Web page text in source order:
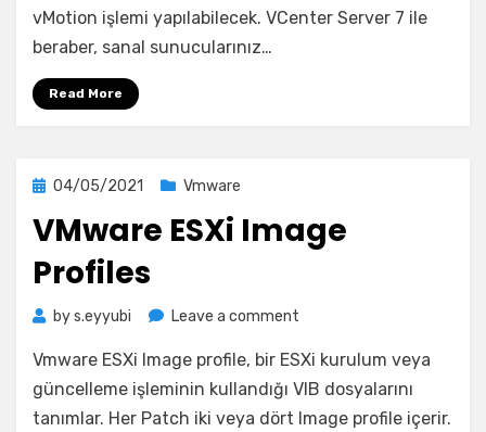
Export
vMotion işlemi yapılabilecek. VCenter Server 7 ile
beraber, sanal sunucularınız…
Read More
Posted
04/05/2021 Vmware
VMware ESXi Image
Profiles
bys.eyyubi Leave a comment
ESXi
Image
Profiles
Vmware ESXi Image profile, bir ESXi kurulum veya
güncelleme işleminin kullandığı VIB dosyalarını
tanımlar. Her Patch iki veya dört Image profile içerir.